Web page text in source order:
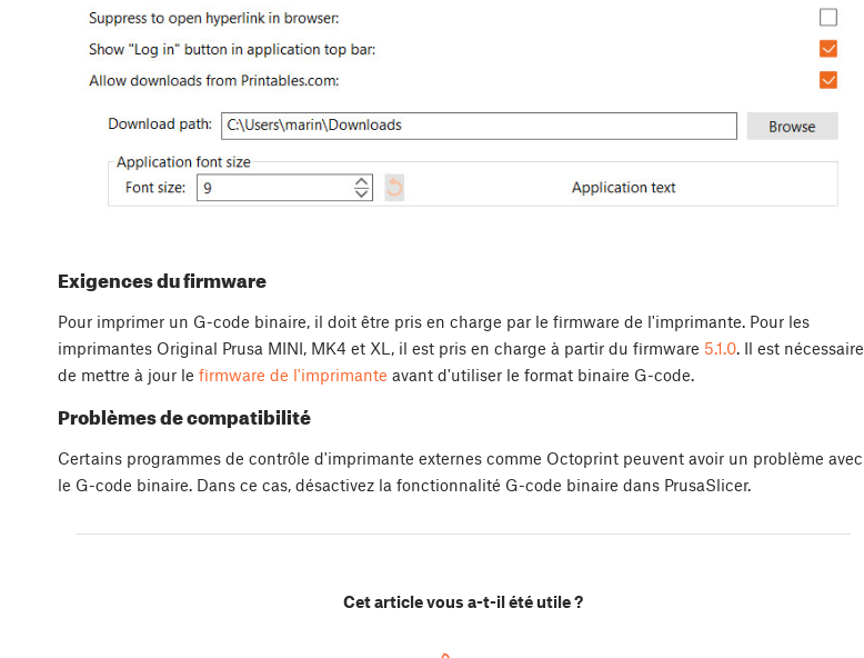
Exigences du firmware
Pour imprimer un G-code binaire, il doit être pris en charge par le firmware de l'imprimante. Pour les
imprimantes Original Prusa MINI, MK4 et XL, il est pris en charge à partir du firmware 5.1.0. Il est nécessaire
de mettre à jour le firmware de l'imprimante avant d'utiliser le format binaire G-code.
Problèmes de compatibilité
Certains programmes de contrôle d'imprimante externes comme Octoprint peuvent avoir un problème avec
le G-code binaire. Dans ce cas, désactivez la fonctionnalité G-code binaire dans PrusaSlicer.
Cet article vous a-t-il été utile ?